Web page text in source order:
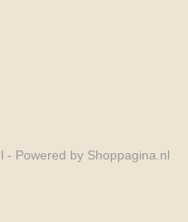
- Powered by Shoppagina.nl